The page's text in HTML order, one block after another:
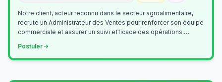
Notre client, acteur reconnu dans le secteur agroalimentaire,
recrute un Administrateur des Ventes pour renforcer son équipe
commerciale et assurer un suivi efficace des opérations.
Postuler